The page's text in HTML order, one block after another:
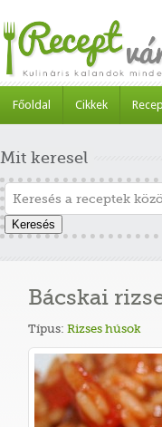
Főoldal Cikkek
Mit keresel
Keresés
Bácskai
Típus: Rizses húsok